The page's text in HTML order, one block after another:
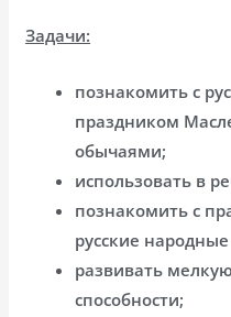
Задачи:
познакомить с
праздником
обычаями;
использовать в
познакомить с
русские
развивать
способности;